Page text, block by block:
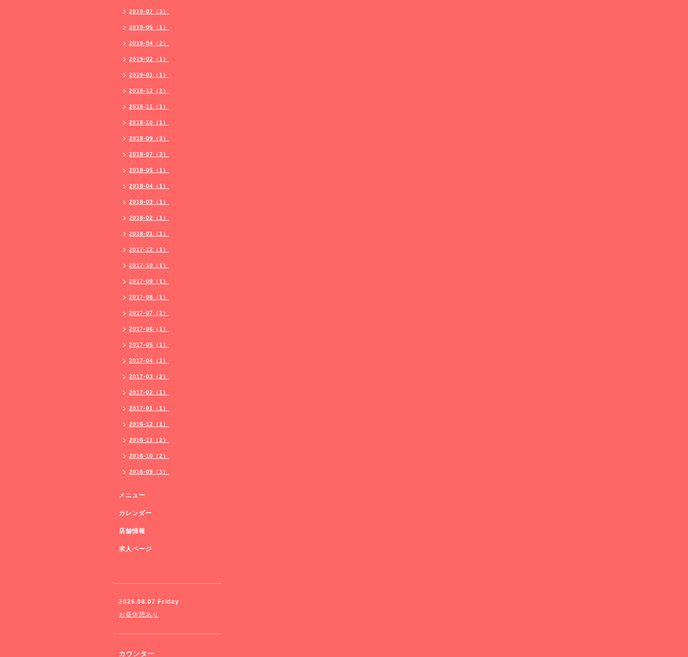
2019-07（3）
2019-05（1）
2019-04（2）
2019-02（1）
2019-01（1）
2018-12（2）
2018-11（1）
2018-10（1）
2018-09（3）
2018-07（3）
2018-05（1）
2018-04（1）
2018-03（1）
2018-02（1）
2018-01（1）
2017-12（1）
2017-10（1）
2017-09（1）
2017-08（1）
2017-07（2）
2017-06（1）
2017-05（1）
2017-04（1）
2017-03（2）
2017-02（1）
2017-01（1）
2016-12（1）
2016-11（2）
2016-10（2）
2016-09（3）
メニュー
カレンダー
店舗情報
求人ページ
2026.08.07 Friday
お昼休憩あり
カウンター